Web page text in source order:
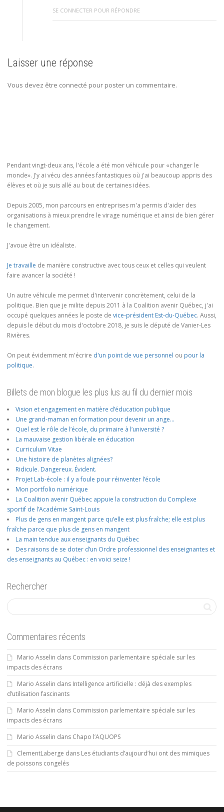
SE CONNECTER POUR RÉPONDRE
Laisser une réponse
Vous devez être connecté pour poster un commentaire.
Pendant vingt-deux ans, l'école a été mon véhicule pour «changer le
monde». J'y ai vécu des années fantastiques où j'ai beaucoup appris des
élèves et où je suis allé au bout de certaines idées.
Depuis 2005, mon parcours en entreprises m'a permis d'aider des
organisations à mieux prendre le virage numérique et ainsi de bien gérer
le changement.
J'avoue être un idéaliste.
Je travaille de manière constructive avec tous ceux et celles qui veulent
faire avancer la société !
Un autre véhicule me permet d'intervenir concrètement, celui de la
politique. Bien que je milite depuis 2011 à la Coalition avenir Québec, j'ai
occupé quelques années le poste de vice-président Est-du-Québec. Aussi,
depuis le début du mois d'octobre 2018, je suis le député de Vanier-Les
Rivières.
On peut évidemment m'écrire d'un point de vue personnel ou pour la
politique.
Billets de mon blogue les plus lus au fil du dernier mois
Vision et engagement en matière d’éducation publique
Une grand-maman en formation pour devenir un ange…
Quel est le rôle de l’école, du primaire à l’université ?
La mauvaise gestion libérale en éducation
Curriculum Vitae
Une histoire de planètes alignées?
Ridicule. Dangereux. Évident.
Projet Lab-école : il y a foule pour réinventer l’école
Mon portfolio numérique
La Coalition avenir Québec appuie la construction du Complexe
sportif de l’Académie Saint-Louis
Plus de gens en mangent parce qu’elle est plus fraîche; elle est plus
fraîche parce que plus de gens en mangent
La main tendue aux enseignants du Québec
Des raisons de se doter d’un Ordre professionnel des enseignantes et
des enseignants au Québec : en voici seize !
Rechercher
Commentaires récents
Mario Asselin dans Commission parlementaire spéciale sur les
impacts des écrans
Mario Asselin dans Intelligence artificielle : déjà des exemples
d’utilisation fascinants
Mario Asselin dans Commission parlementaire spéciale sur les
impacts des écrans
Mario Asselin dans Chapo l’AQUOPS
ClementLaberge dans Les étudiants d’aujourd’hui ont des mimiques
de poissons congelés